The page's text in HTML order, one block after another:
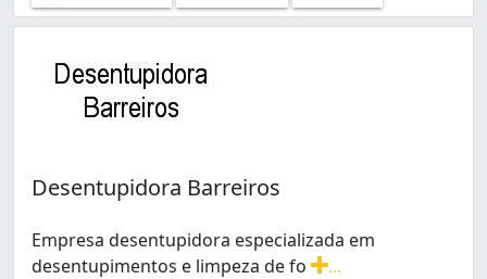
Desentupidora Barreiros
Empresa desentupidora especializada em
desentupimentos e limpeza de fo